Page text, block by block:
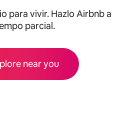
para vivir. Hazlo Airbnb a
parcial.
near you